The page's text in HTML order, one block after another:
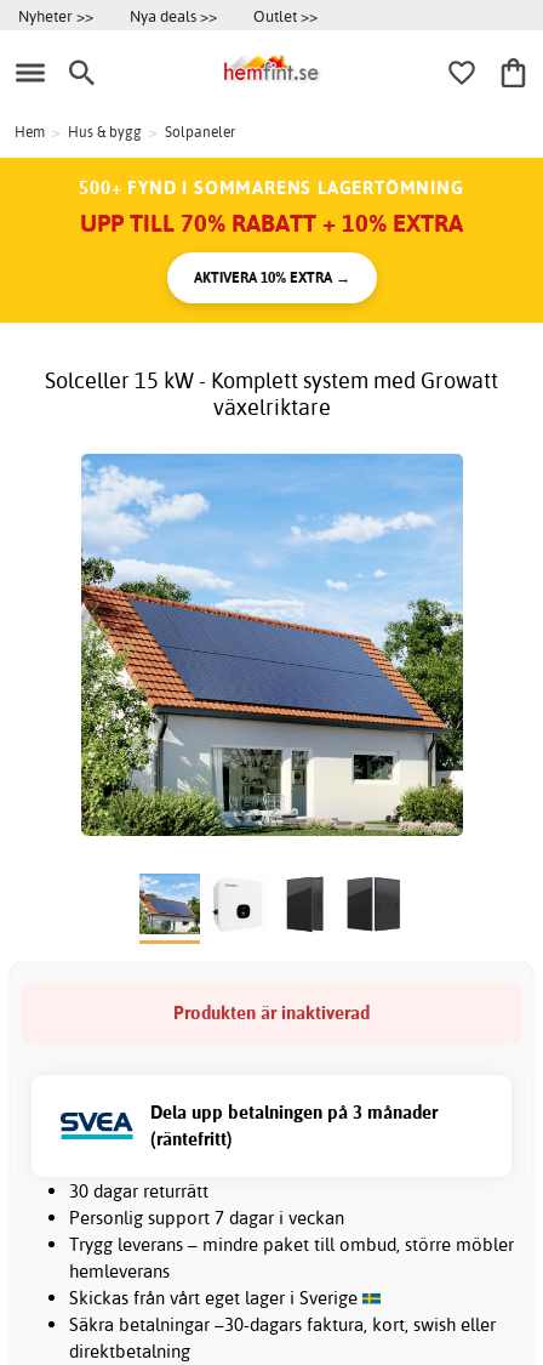
Nyheter >> Nya deals >> Outlet >>
Hem > Hus & bygg > Solpaneler
500+ FYND I SOMMARENS LAGERTÖMNING
UPP TILL 70% RABATT + 10% EXTRA
AKTIVERA 10% EXTRA →
Solceller 15 kW - Komplett system med Growatt
växelriktare
Produkten är inaktiverad
Dela upp betalningen på 3 månader
(räntefritt)
30 dagar returrätt
Personlig support 7 dagar i veckan
Trygg leverans – mindre paket till ombud, större möbler
hemleverans
Skickas från vårt eget lager i Sverige
Säkra betalningar –30-dagars faktura, kort, swish eller
direktbetalning